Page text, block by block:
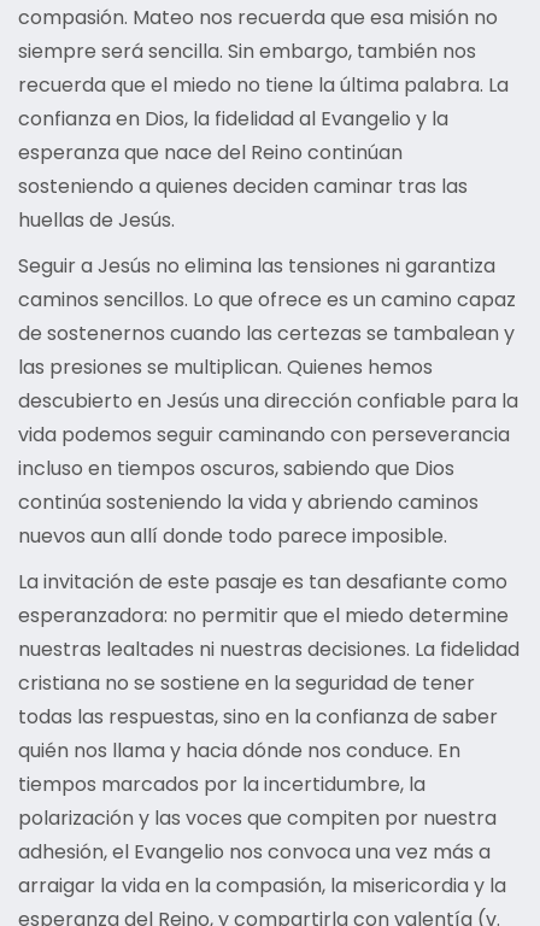
compasión. Mateo nos recuerda que esa misión no
siempre será sencilla. Sin embargo, también nos
recuerda que el miedo no tiene la última palabra. La
confianza en Dios, la fidelidad al Evangelio y la
esperanza que nace del Reino continúan
sosteniendo a quienes deciden caminar tras las
huellas de Jesús.
Seguir a Jesús no elimina las tensiones ni garantiza
caminos sencillos. Lo que ofrece es un camino capaz
de sostenernos cuando las certezas se tambalean y
las presiones se multiplican. Quienes hemos
descubierto en Jesús una dirección confiable para la
vida podemos seguir caminando con perseverancia
incluso en tiempos oscuros, sabiendo que Dios
continúa sosteniendo la vida y abriendo caminos
nuevos aun allí donde todo parece imposible.
La invitación de este pasaje es tan desafiante como
esperanzadora: no permitir que el miedo determine
nuestras lealtades ni nuestras decisiones. La fidelidad
cristiana no se sostiene en la seguridad de tener
todas las respuestas, sino en la confianza de saber
quién nos llama y hacia dónde nos conduce. En
tiempos marcados por la incertidumbre, la
polarización y las voces que compiten por nuestra
adhesión, el Evangelio nos convoca una vez más a
arraigar la vida en la compasión, la misericordia y la
esperanza del Reino, y compartirla con valentía (v.